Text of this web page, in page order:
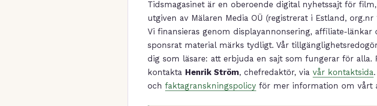
Tidsmagasinet är en oberoende digital nyhetssajt för
utgiven av Mälaren Media OÜ (registrerat i Estland, org.nr
Vi finansieras genom displayannonsering, affiliate-
sponsrat material märks tydligt. Vår
dig som läsare: att erbjuda en sajt som fungerar för
kontakta Henrik Ström, chefredaktör, via vår kontaktsida
och faktagranskningspolicy för mer information om vårt